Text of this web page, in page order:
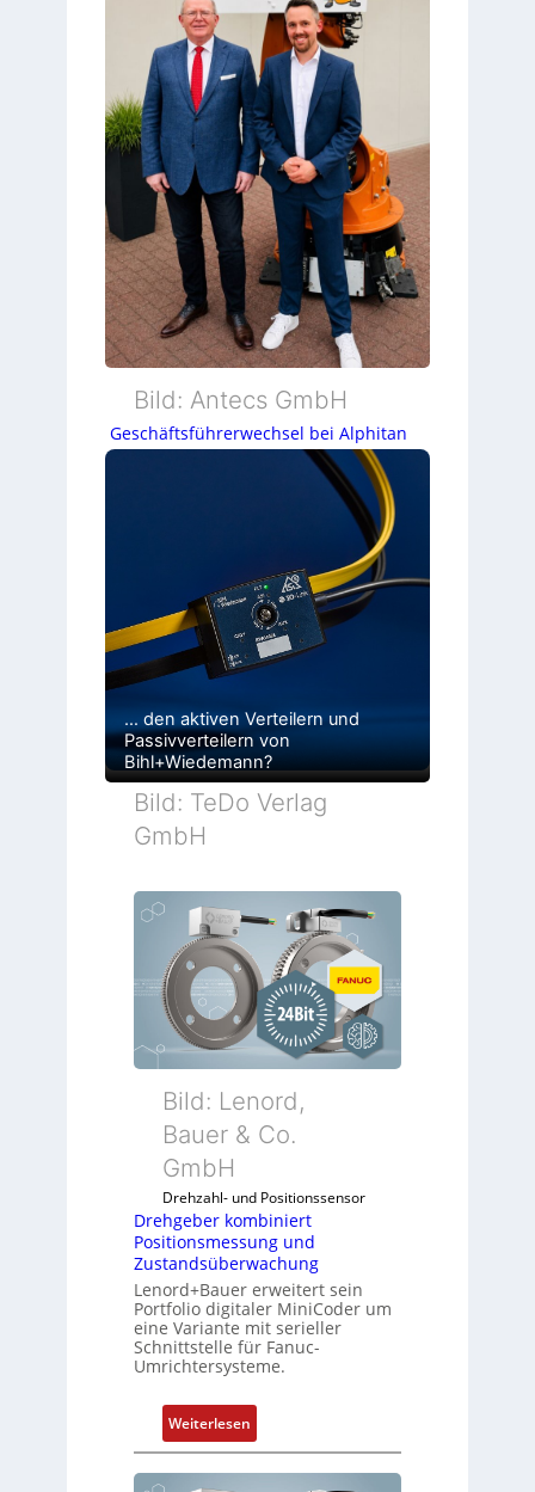
Bild: Antecs GmbH
Geschäftsführerwechsel bei Alphitan
… den aktiven Verteilern und
Passivverteilern von
Bihl+Wiedemann?
Bild: TeDo Verlag
GmbH
Bild: Lenord,
Bauer & Co.
GmbH
Drehzahl- und Positionssensor
Drehgeber kombiniert
Positionsmessung und
Zustandsüberwachung
Lenord+Bauer erweitert sein
Portfolio digitaler MiniCoder um
eine Variante mit serieller
Schnittstelle für Fanuc-
Umrichtersysteme.
Weiterlesen:
D
r